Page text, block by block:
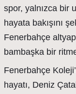
spor, yalnızca bir
hayata bakışını
Fenerbahçe
bambaşka bir
Fenerbahçe
hayatı, Deniz